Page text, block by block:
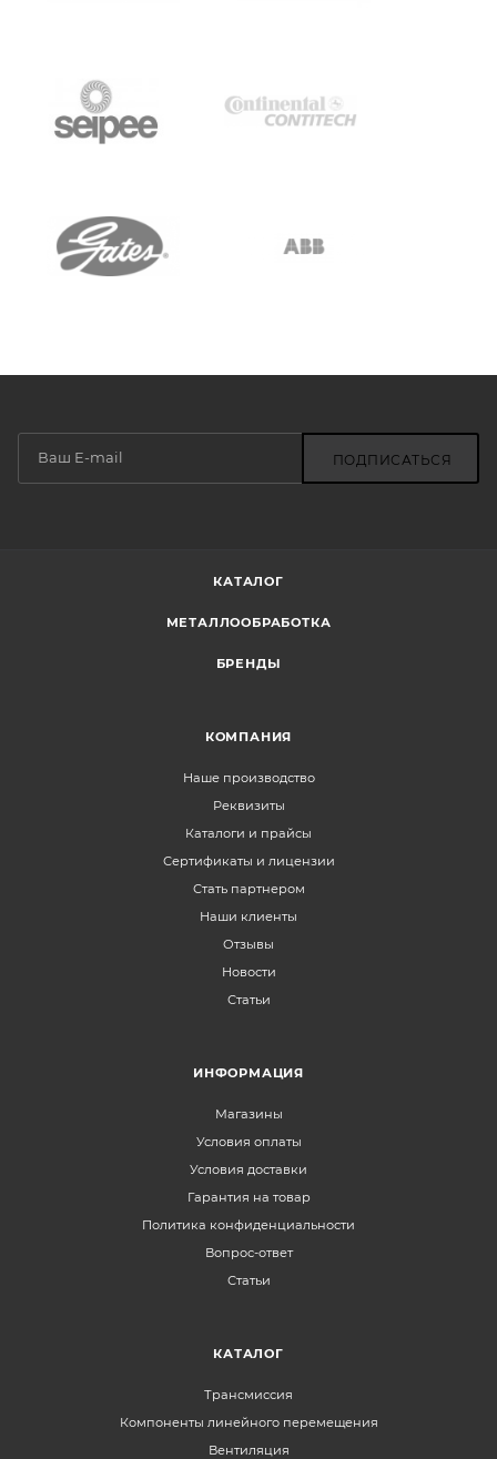
ПОДПИСАТЬСЯ
КАТАЛОГ
МЕТАЛЛООБРАБОТКА
БРЕНДЫ
КОМПАНИЯ
Наше производство
Реквизиты
Каталоги и прайсы
Сертификаты и лицензии
Стать партнером
Наши клиенты
Отзывы
Новости
Статьи
ИНФОРМАЦИЯ
Магазины
Условия оплаты
Условия доставки
Гарантия на товар
Политика конфиденциальности
Вопрос-ответ
Статьи
КАТАЛОГ
Трансмиссия
Компоненты линейного перемещения
Вентиляция